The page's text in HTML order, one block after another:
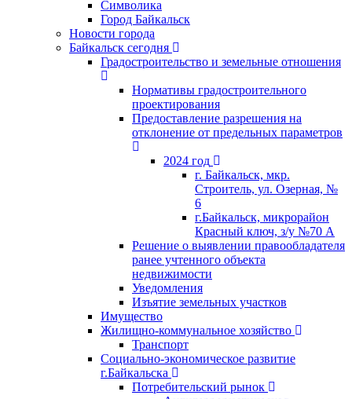
Символика
Город Байкальск
Новости города
Байкальск сегодня
Градостроительство и земельные отношения
Нормативы градостроительного
проектирования
Предоставление разрешения на
отклонение от предельных параметров
2024 год
г. Байкальск, мкр.
Строитель, ул. Озерная, №
6
г.Байкальск, микрорайон
Красный ключ, з/у №70 А
Решение о выявлении правообладателя
ранее учтенного объекта
недвижимости
Уведомления
Изъятие земельных участков
Имущество
Жилищно-коммунальное хозяйство
Транспорт
Социально-экономическое развитие
г.Байкальска
Потребительский рынок